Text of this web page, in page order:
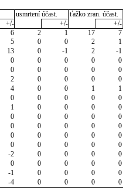
usmrtení účast. ťažko zran. účast.
+/-
+/- +/-
6 2 1 17 7
5 0 0 2 1
13 0 -1 2 -1
0 0 0 0 0
0 0 0 0 0
2 0 0 0 0
4 0 0 1 1
0 0 0 0 0
1 0 0 0 0
0 0 0 0 0
0 0 0 0 0
0 0 0 0 0
0 0 0 0 0
-2 0 0 0 0
0 0 0 0 0
-1 0 0 0 0
-4 0 0 0 0